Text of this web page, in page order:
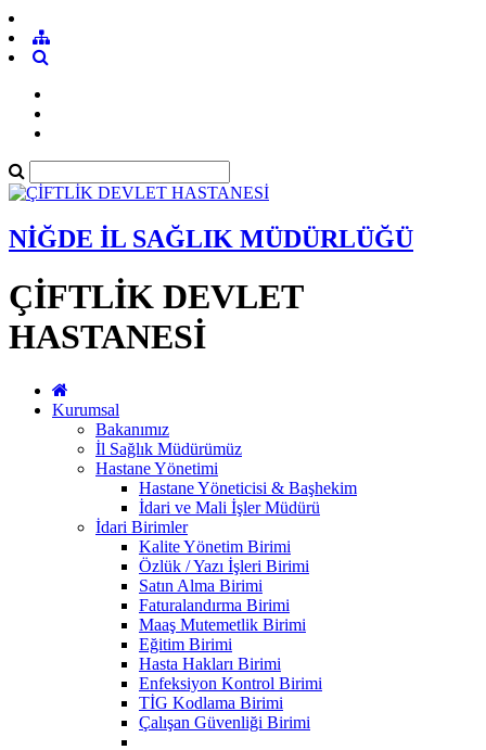
NİĞDE İL SAĞLIK MÜDÜRLÜĞÜ
ÇİFTLİK DEVLET
HASTANESİ
Kurumsal
Bakanımız
İl Sağlık Müdürümüz
Hastane Yönetimi
Hastane Yöneticisi & Başhekim
İdari ve Mali İşler Müdürü
İdari Birimler
Kalite Yönetim Birimi
Özlük / Yazı İşleri Birimi
Satın Alma Birimi
Faturalandırma Birimi
Maaş Mutemetlik Birimi
Eğitim Birimi
Hasta Hakları Birimi
Enfeksiyon Kontrol Birimi
TİG Kodlama Birimi
Çalışan Güvenliği Birimi